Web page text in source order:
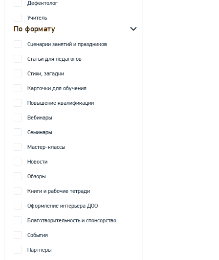
Дефектолог
Учитель
По формату
Сценарии занятий и праздников
Статьи для педагогов
Стихи, загадки
Карточки для обучения
Повышение квалификации
Вебинары
Семинары
Мастер-классы
Новости
Обзоры
Книги и рабочие тетради
Оформление интерьера ДОО
Благотворительность и спонсорство
События
Партнеры